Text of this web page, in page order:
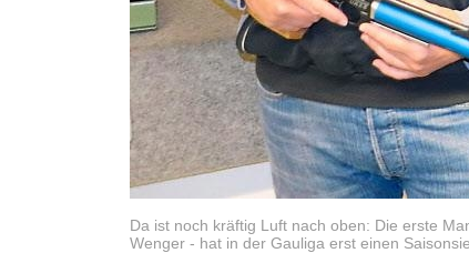
Da ist noch kräftig Luft nach oben: Die erste
Wenger - hat in der Gauliga erst einen